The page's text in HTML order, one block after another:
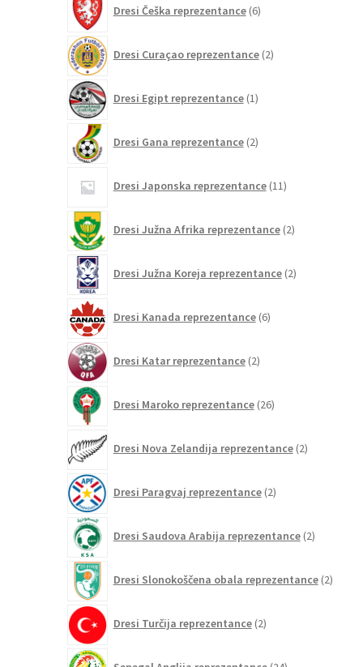
Dresi Češka reprezentance 6izdelkov
Dresi Curaçao reprezentance 2izdelka
Dresi Egipt reprezentance 1izdelek
Dresi Gana reprezentance 2izdelka
Dresi Japonska reprezentance 11izdelkov
Dresi Južna Afrika reprezentance 2izdelka
Dresi Južna Koreja reprezentance 2izdelka
Dresi Kanada reprezentance 6izdelkov
Dresi Katar reprezentance 2izdelka
Dresi Maroko reprezentance 26izdelkov
Dresi Nova Zelandija reprezentance 2izdelka
Dresi Paragvaj reprezentance 2izdelka
Dresi Saudova Arabija reprezentance 2izdelka
Dresi Slonokoščena obala reprezentance 2izdelka
Dresi Turčija reprezentance 2izdelka